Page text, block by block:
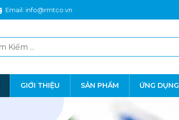
Email: info@rmtco.vn
GIỚI THIỆU SẢN PHẨM ỨNG DỤNG